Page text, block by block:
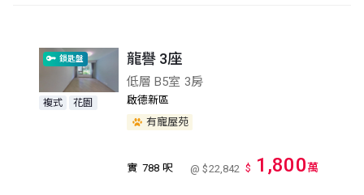
鎖匙盤
複式 花園
龍譽 3座
低層 B5室 3房
啟德新區
有寵屋苑
實 788 呎 @ $22,842 $ 1,800萬